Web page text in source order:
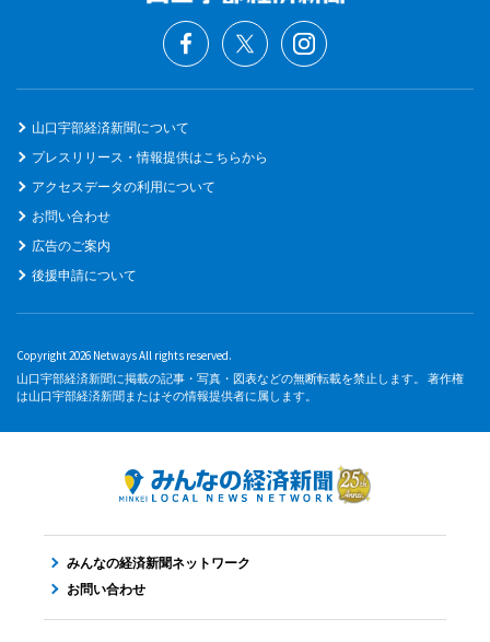
山口宇部経済新聞について
プレスリリース・情報提供はこちらから
アクセスデータの利用について
お問い合わせ
広告のご案内
後援申請について
Copyright 2026 Netways All rights reserved.
山口宇部経済新聞に掲載の記事・写真・図表などの無断転載を禁止します。 著作権
は山口宇部経済新聞またはその情報提供者に属します。
みんなの経済新聞ネットワーク
お問い合わせ